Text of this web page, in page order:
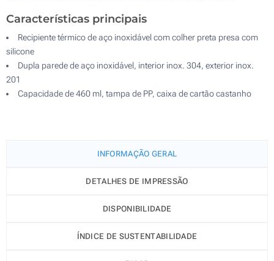
Características principais
Recipiente térmico de aço inoxidável com colher preta presa com
silicone
Dupla parede de aço inoxidável, interior inox. 304, exterior inox.
201
Capacidade de 460 ml, tampa de PP, caixa de cartão castanho
INFORMAÇÃO GERAL
DETALHES DE IMPRESSÃO
DISPONIBILIDADE
ÍNDICE DE SUSTENTABILIDADE